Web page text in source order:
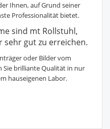
Ihnen, auf Grund seiner
Professionalität bietet.
sind mt Rollstuhl,
sehr gut zu erreichen.
oder Bilder vom
Sie brilliante Qualität in nur
hauseigenen Labor.